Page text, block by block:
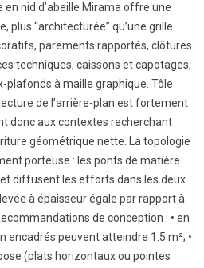
nid d’abeille Mirama offre une
plus “architecturée” qu’une grille
parements rapportés, clôtures
techniques, caissons et capotages,
plafonds à maille graphique. Tôle
de l’arrière-plan est fortement
donc aux contextes recherchant
géométrique nette. La topologie
porteuse : les ponts de matière
diffusent les efforts dans les deux
à épaisseur égale par rapport à
de conception : • en
encadrés peuvent atteindre 1.5 m²; •
(plats horizontaux ou pointes